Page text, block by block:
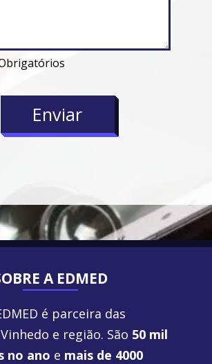
A EDMED
é parceira das
e região. São 50 mil
no ano e mais de 4000